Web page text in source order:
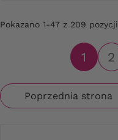
Pokazano 1-47 z 209 pozycji
1 2
Poprzednia strona